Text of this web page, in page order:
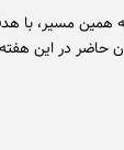
همین مسیر، با
حاضر در این